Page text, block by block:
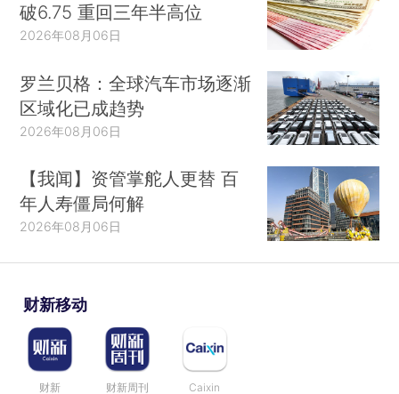
破6.75 重回三年半高位
2026年08月06日
罗兰贝格：全球汽车市场逐渐
区域化已成趋势
2026年08月06日
【我闻】资管掌舵人更替 百
年人寿僵局何解
2026年08月06日
财新移动
财新 财新周刊 Caixin